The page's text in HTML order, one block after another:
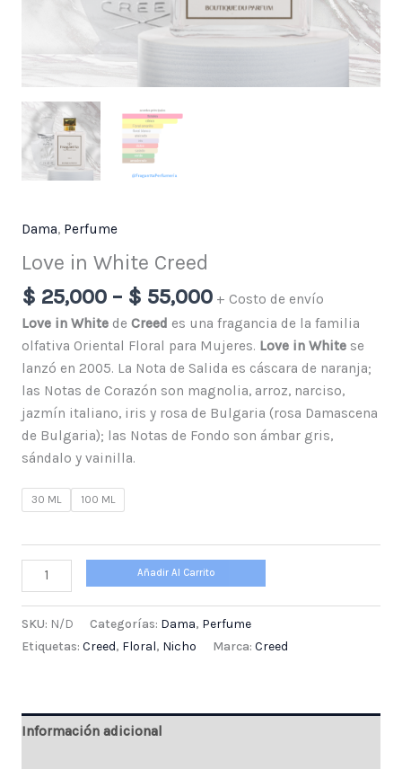
Dama, Perfume
Love in White Creed
$ 25,000 – $ 55,000 + Costo de envío
Love in Whitede Creed es una fragancia de la familia
olfativa Oriental Floral para Mujeres. Love in Whitese
lanzó en 2005. La Nota de Salida es cáscara de naranja;
las Notas de Corazón son magnolia, arroz, narciso,
jazmín italiano, iris y rosa de Bulgaria (rosa Damascena
de Bulgaria); las Notas de Fondo son ámbar gris,
sándalo y vainilla.
30 ML 100 ML
Añadir Al Carrito
SKU: N/D Categorías: Dama, Perfume
Etiquetas: Creed, Floral, Nicho Marca: Creed
Información adicional